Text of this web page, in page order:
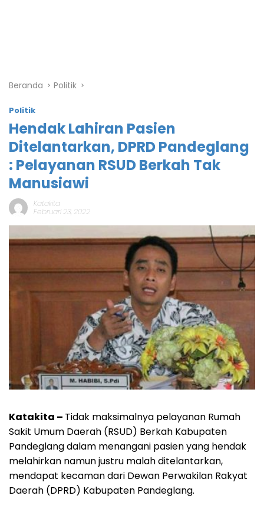
Beranda Politik
Politik
Hendak Lahiran Pasien
Ditelantarkan, DPRD Pandeglang
: Pelayanan RSUD Berkah Tak
Manusiawi
Katakita
Februari 23, 2022
Katakita – Tidak maksimalnya pelayanan Rumah
Sakit Umum Daerah (RSUD) Berkah Kabupaten
Pandeglang dalam menangani pasien yang hendak
melahirkan namun justru malah ditelantarkan,
mendapat kecaman dari Dewan Perwakilan Rakyat
Daerah (DPRD) Kabupaten Pandeglang.